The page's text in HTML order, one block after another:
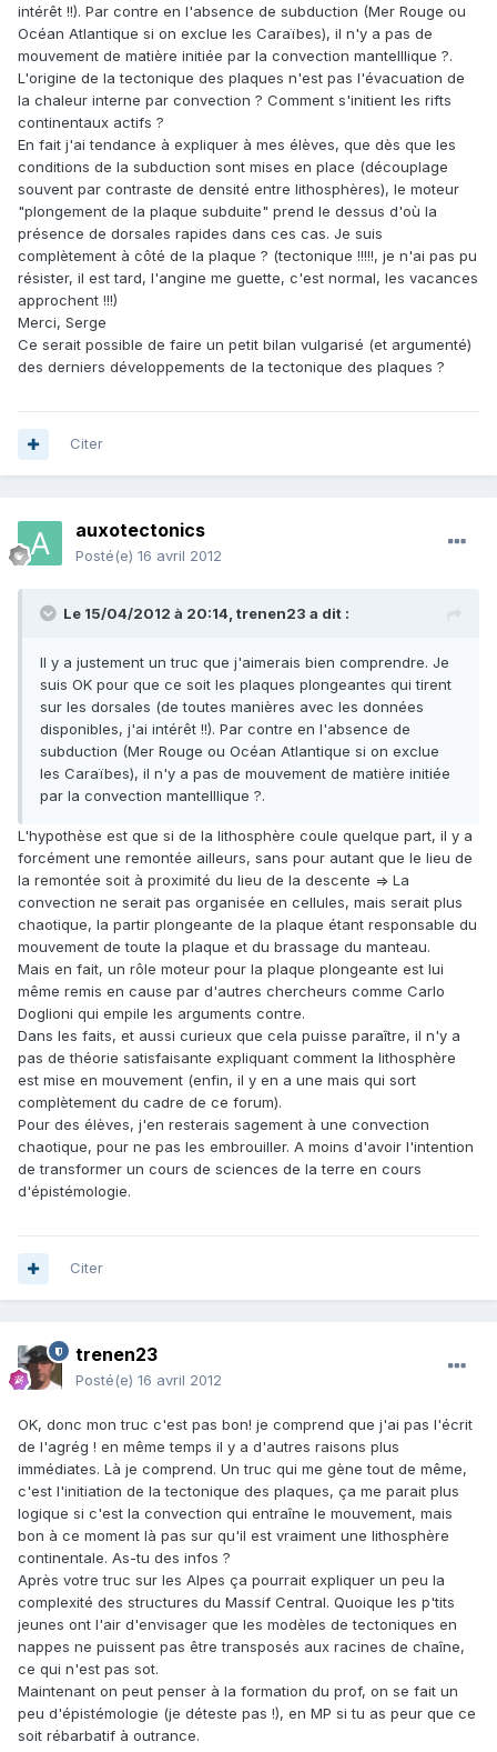
intérêt !!). Par contre en l'absence de subduction (Mer Rouge ou
Océan Atlantique si on exclue les Caraïbes), il n'y a pas de
mouvement de matière initiée par la convection mantelllique ?.
L'origine de la tectonique des plaques n'est pas l'évacuation de
la chaleur interne par convection ? Comment s'initient les rifts
continentaux actifs ?
En fait j'ai tendance à expliquer à mes élèves, que dès que les
conditions de la subduction sont mises en place (découplage
souvent par contraste de densité entre lithosphères), le moteur
"plongement de la plaque subduite" prend le dessus d'où la
présence de dorsales rapides dans ces cas. Je suis
complètement à côté de la plaque ? (tectonique !!!!!, je n'ai pas pu
résister, il est tard, l'angine me guette, c'est normal, les vacances
approchent !!!)
Merci, Serge
Ce serait possible de faire un petit bilan vulgarisé (et argumenté)
des derniers développements de la tectonique des plaques ?
Citer
auxotectonics
Posté(e) 16 avril 2012
Le 15/04/2012 à 20:14, trenen23 a dit :
Il y a justement un truc que j'aimerais bien comprendre. Je
suis OK pour que ce soit les plaques plongeantes qui tirent
sur les dorsales (de toutes manières avec les données
disponibles, j'ai intérêt !!). Par contre en l'absence de
subduction (Mer Rouge ou Océan Atlantique si on exclue
les Caraïbes), il n'y a pas de mouvement de matière initiée
par la convection mantelllique ?.
L'hypothèse est que si de la lithosphère coule quelque part, il y a
forcément une remontée ailleurs, sans pour autant que le lieu de
la remontée soit à proximité du lieu de la descente => La
convection ne serait pas organisée en cellules, mais serait plus
chaotique, la partir plongeante de la plaque étant responsable du
mouvement de toute la plaque et du brassage du manteau.
Mais en fait, un rôle moteur pour la plaque plongeante est lui
même remis en cause par d'autres chercheurs comme Carlo
Doglioni qui empile les arguments contre.
Dans les faits, et aussi curieux que cela puisse paraître, il n'y a
pas de théorie satisfaisante expliquant comment la lithosphère
est mise en mouvement (enfin, il y en a une mais qui sort
complètement du cadre de ce forum).
Pour des élèves, j'en resterais sagement à une convection
chaotique, pour ne pas les embrouiller. A moins d'avoir l'intention
de transformer un cours de sciences de la terre en cours
d'épistémologie.
Citer
trenen23
Posté(e) 16 avril 2012
OK, donc mon truc c'est pas bon! je comprend que j'ai pas l'écrit
de l'agrég ! en même temps il y a d'autres raisons plus
immédiates. Là je comprend. Un truc qui me gène tout de même,
c'est l'initiation de la tectonique des plaques, ça me parait plus
logique si c'est la convection qui entraîne le mouvement, mais
bon à ce moment là pas sur qu'il est vraiment une lithosphère
continentale. As-tu des infos ?
Après votre truc sur les Alpes ça pourrait expliquer un peu la
complexité des structures du Massif Central. Quoique les p'tits
jeunes ont l'air d'envisager que les modèles de tectoniques en
nappes ne puissent pas être transposés aux racines de chaîne,
ce qui n'est pas sot.
Maintenant on peut penser à la formation du prof, on se fait un
peu d'épistémologie (je déteste pas !), en MP si tu as peur que ce
soit rébarbatif à outrance.